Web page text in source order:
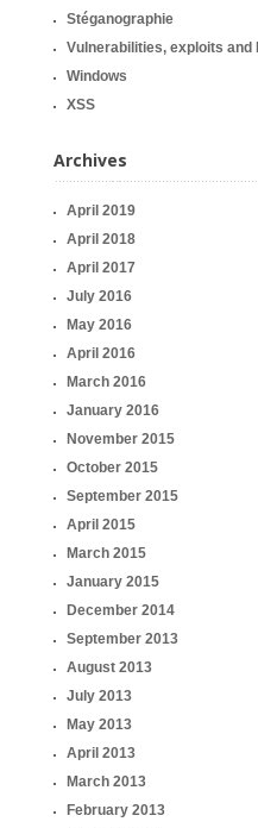
Stéganographie
Vulnerabilities, exploits and
Windows
XSS
Archives
April 2019
April 2018
April 2017
July 2016
May 2016
April 2016
March 2016
January 2016
November 2015
October 2015
September 2015
April 2015
March 2015
January 2015
December 2014
September 2013
August 2013
July 2013
May 2013
April 2013
March 2013
February 2013